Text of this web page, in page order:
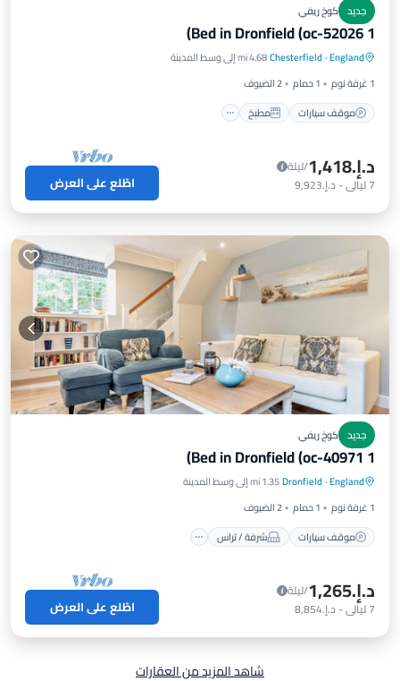
جديد كوخ ريفي
1 Bed in Dronfield (oc-52026)
England
·
Chesterfield4.68 mi إلى وسط المدينة
1 غرفة نوم
1 حمام
2 الضيوف
موقف سيارات
مطبخ
موقف سيارات مطبخ
مناسب للأطفال
د.إ.‏1,418
/ليلة
7ليالي- د.إ.‏9,923 اطّلع على العرض
جديد كوخ ريفي
1 Bed in Dronfield (oc-40971)
England
·
Dronfield1.35 mi إلى وسط المدينة
1 غرفة نوم
1 حمام
2 الضيوف
موقف سيارات
شرفة / تراس
موقف سيارات شرفة / تراس
إنترنت
د.إ.‏1,265
/ليلة
7ليالي- د.إ.‏8,854 اطّلع على العرض
شاهد المزيد من العقارات